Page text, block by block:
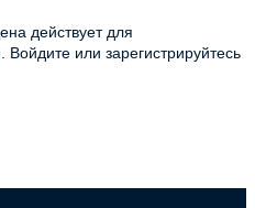
действует для
или зарегистрируйтесь